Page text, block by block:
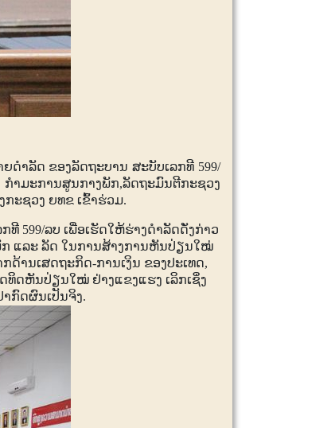
ດຳລັດ ຂອງລັດຖະບານ ສະບັບເລກທີ 599/
ຳມະການສູນກາງພັກ,ລັດຖະມົນຕີກະຊວງ
ະຊວງ ຍທຂ ເຂົ້າຮ່ວມ.
ກທີ 599/ລບ ເພື່ອເຮັດໃຫ້ຮ່າງດຳລັດດັ່ງກ່າວ
ກ ແລະ ລັດ ໃນການສ້າງການຫັນປ່ຽນໃໝ່
ານເສດຖະກິດ-ການເງິນ ຂອງປະເທດ,
ທິດຫັນປ່ຽນໃໝ່ ຢ່າງແຂງແຮງ ເລິກເຊິ່ງ
ກົດຜົນເປັນຈິງ.